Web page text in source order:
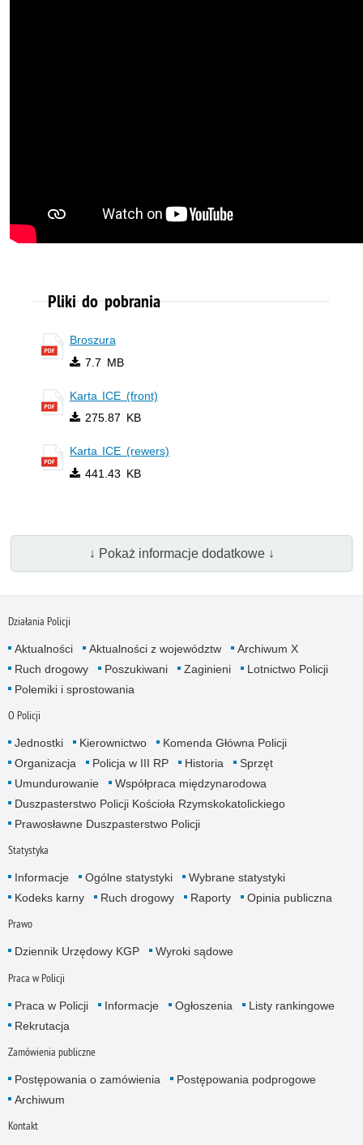
Pliki do pobrania
Broszura
7.7 MB
Karta ICE (front)
275.87 KB
Karta ICE (rewers)
441.43 KB
↓ Pokaż informacje dodatkowe ↓
Działania Policji
Aktualności Aktualności z województw
Archiwum X
Ruch drogowy
Poszukiwani Zaginieni
Lotnictwo Policji
Polemiki i sprostowania
O Policji
Jednostki Kierownictwo
Komenda Główna Policji
Organizacja
Policja w III RP Historia
Sprzęt
Umundurowanie
Współpraca międzynarodowa
Duszpasterstwo Policji Kościoła Rzymskokatolickiego
Prawosławne Duszpasterstwo Policji
Statystyka
Informacje Ogólne statystyki
Wybrane statystyki
Kodeks karny
Ruch drogowy Raporty Opinia publiczna
Prawo
Dziennik Urzędowy KGP Wyroki sądowe
Praca w Policji
Praca w Policji Informacje Ogłoszenia
Listy rankingowe
Rekrutacja
Zamówienia publiczne
Postępowania o zamówienia
Postępowania podprogowe
Archiwum
Kontakt